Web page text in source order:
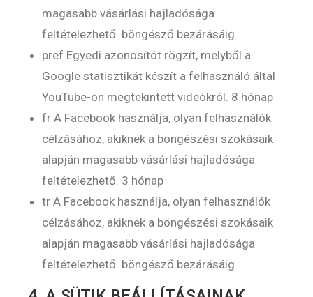
magasabb vásárlási hajladósága
feltételezhető. böngésző bezárásáig
pref Egyedi azonosítót rögzít, melyből a
Google statisztikát készít a felhasználó által
YouTube-on megtekintett videókról. 8 hónap
fr A Facebook használja, olyan felhasználók
célzásához, akiknek a böngészési szokásaik
alapján magasabb vásárlási hajladósága
feltételezhető. 3 hónap
tr A Facebook használja, olyan felhasználók
célzásához, akiknek a böngészési szokásaik
alapján magasabb vásárlási hajladósága
feltételezhető. böngésző bezárásáig